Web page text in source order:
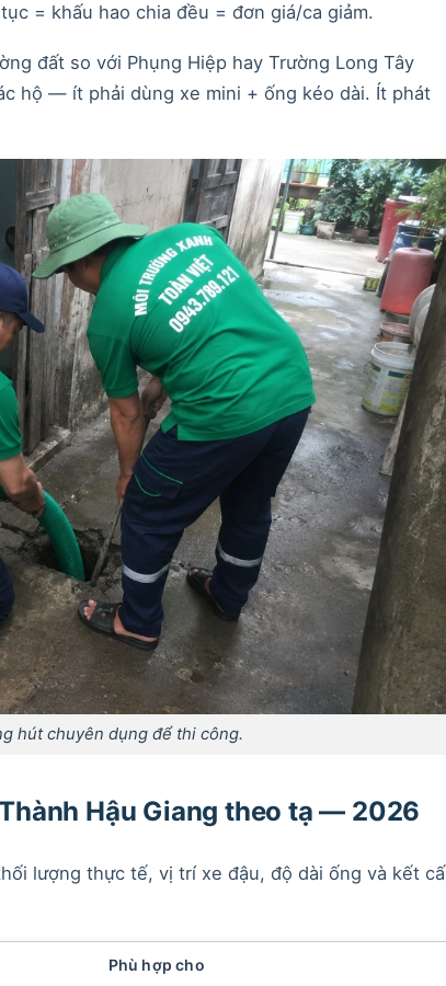
= khấu hao chia đều = đơn giá/ca giảm.
đất so với Phụng Hiệp hay Trường Long Tây
hộ — ít phải dùng xe mini + ống kéo dài. Ít phát
hút chuyên dụng để thi công.
Hậu Giang theo tạ — 2026
lượng thực tế, vị trí xe đậu, độ dài ống và kết
Phù hợp cho